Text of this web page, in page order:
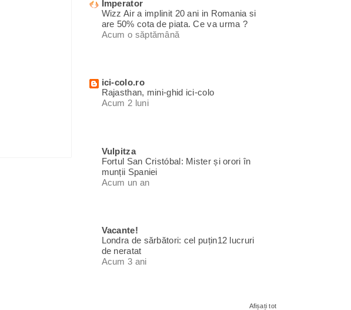
Imperator
Wizz Air a implinit 20 ani in Romania si
are 50% cota de piata. Ce va urma ?
Acum o săptămână
ici-colo.ro
Rajasthan, mini-ghid ici-colo
Acum 2 luni
Vulpitza
Fortul San Cristóbal: Mister și orori în
munții Spaniei
Acum un an
Vacante!
Londra de sărbători: cel puțin12 lucruri
de neratat
Acum 3 ani
Afișați tot